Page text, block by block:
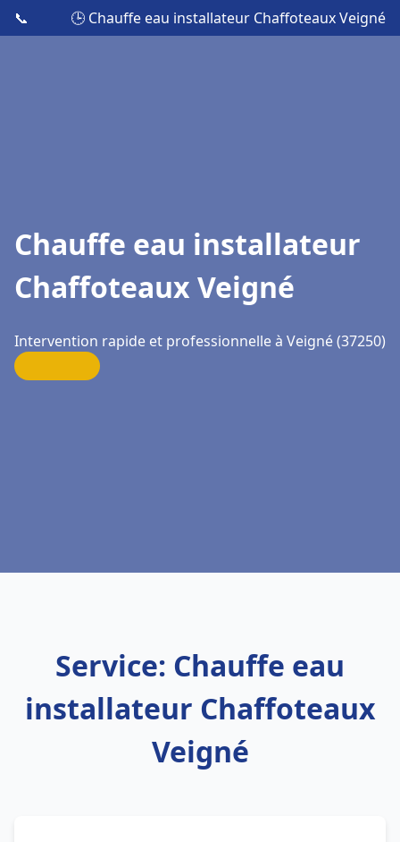
📞 🕒 Chauffe eau installateur Chaffoteaux Veigné
Chauffe eau installateur
Chaffoteaux Veigné
Intervention rapide et professionnelle à Veigné (37250)
Service: Chauffe eau
installateur Chaffoteaux
Veigné